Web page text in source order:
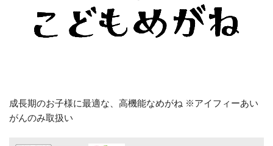
成長期のお子様に最適な、高機能なめがね ※アイフィーあい
がんのみ取扱い